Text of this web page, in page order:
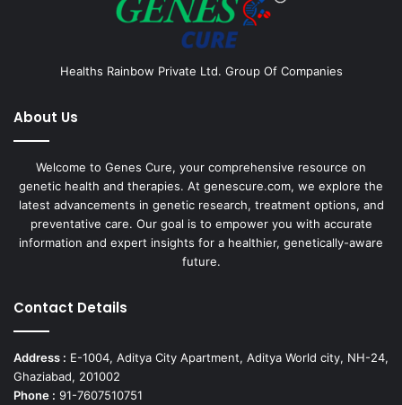
Healths Rainbow Private Ltd. Group Of Companies
About Us
Welcome to Genes Cure, your comprehensive resource on
genetic health and therapies. At genescure.com, we explore the
latest advancements in genetic research, treatment options, and
preventative care. Our goal is to empower you with accurate
information and expert insights for a healthier, genetically-aware
future.
Contact Details
Address : E-1004, Aditya City Apartment, Aditya World city, NH-24,
Ghaziabad, 201002
Phone : 91-7607510751